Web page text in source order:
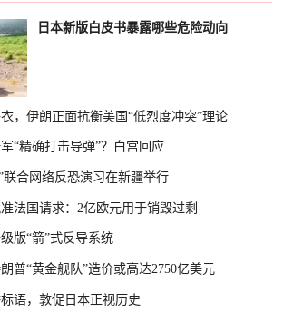
日本新版白皮书暴露哪些危险动向
，伊朗正面抗衡美国“低烈度冲突”理论
“精确打击导弹”？白宫回应
联合网络反恐演习在新疆举行
法国请求：2亿欧元用于销毁过剩
版“箭”式反导系统
普“黄金舰队”造价或高达2750亿美元
语，敦促日本正视历史